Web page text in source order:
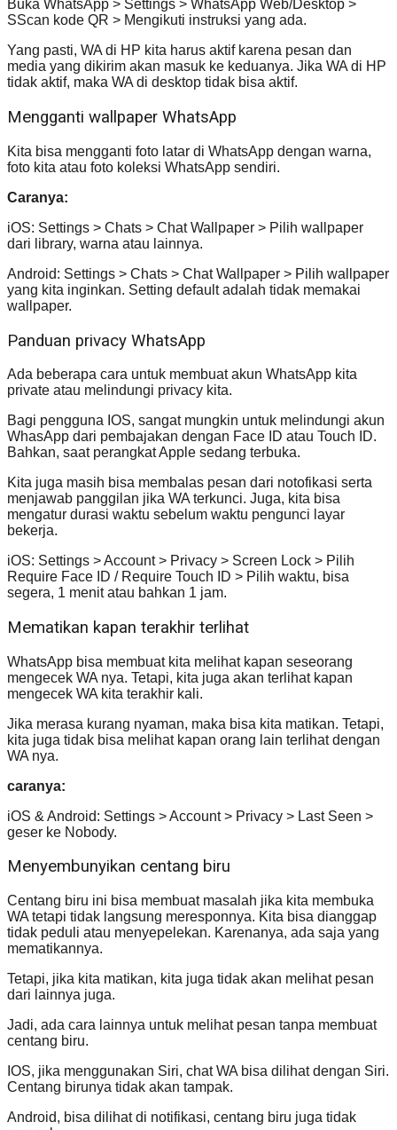
Buka WhatsApp > Settings > WhatsApp Web/Desktop >
SScan kode QR > Mengikuti instruksi yang ada.
Yang pasti, WA di HP kita harus aktif karena pesan dan
media yang dikirim akan masuk ke keduanya. Jika WA di HP
tidak aktif, maka WA di desktop tidak bisa aktif.
Mengganti wallpaper WhatsApp
Kita bisa mengganti foto latar di WhatsApp dengan warna,
foto kita atau foto koleksi WhatsApp sendiri.
Caranya:
iOS: Settings > Chats > Chat Wallpaper > Pilih wallpaper
dari library, warna atau lainnya.
Android: Settings > Chats > Chat Wallpaper > Pilih wallpaper
yang kita inginkan. Setting default adalah tidak memakai
wallpaper.
Panduan privacy WhatsApp
Ada beberapa cara untuk membuat akun WhatsApp kita
private atau melindungi privacy kita.
Bagi pengguna IOS, sangat mungkin untuk melindungi akun
WhasApp dari pembajakan dengan Face ID atau Touch ID.
Bahkan, saat perangkat Apple sedang terbuka.
Kita juga masih bisa membalas pesan dari notofikasi serta
menjawab panggilan jika WA terkunci. Juga, kita bisa
mengatur durasi waktu sebelum waktu pengunci layar
bekerja.
iOS: Settings > Account > Privacy > Screen Lock > Pilih
Require Face ID / Require Touch ID > Pilih waktu, bisa
segera, 1 menit atau bahkan 1 jam.
Mematikan kapan terakhir terlihat
WhatsApp bisa membuat kita melihat kapan seseorang
mengecek WA nya. Tetapi, kita juga akan terlihat kapan
mengecek WA kita terakhir kali.
Jika merasa kurang nyaman, maka bisa kita matikan. Tetapi,
kita juga tidak bisa melihat kapan orang lain terlihat dengan
WA nya.
caranya:
iOS & Android: Settings > Account > Privacy > Last Seen >
geser ke Nobody.
Menyembunyikan centang biru
Centang biru ini bisa membuat masalah jika kita membuka
WA tetapi tidak langsung meresponnya. Kita bisa dianggap
tidak peduli atau menyepelekan. Karenanya, ada saja yang
mematikannya.
Tetapi, jika kita matikan, kita juga tidak akan melihat pesan
dari lainnya juga.
Jadi, ada cara lainnya untuk melihat pesan tanpa membuat
centang biru.
IOS, jika menggunakan Siri, chat WA bisa dilihat dengan Siri.
Centang birunya tidak akan tampak.
Android, bisa dilihat di notifikasi, centang biru juga tidak